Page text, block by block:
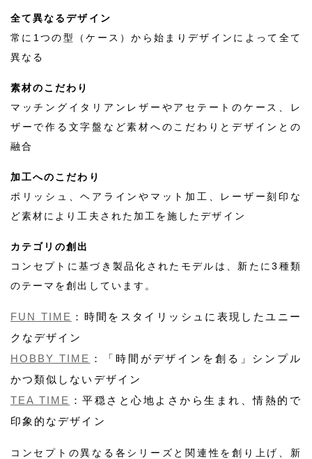
全て異なるデザイン
常に1つの型（ケース）から始まりデザインによって全て
異なる
素材のこだわり
マッチングイタリアンレザーやアセテートのケース、レ
ザーで作る文字盤など素材へのこだわりとデザインとの
融合
加工へのこだわり
ポリッシュ、ヘアラインやマット加工、レーザー刻印な
ど素材により工夫された加工を施したデザイン
カテゴリの創出
コンセプトに基づき製品化されたモデルは、新たに3種類
のテーマを創出しています。
FUN TIME ：時間をスタイリッシュに表現したユニー
クなデザイン
HOBBY TIME ：「時間がデザインを創る」シンプル
かつ類似しないデザイン
TEA TIME ：平穏さと心地よさから生まれ、情熱的で
印象的なデザイン
コンセプトの異なる各シリーズと関連性を創り上げ、新